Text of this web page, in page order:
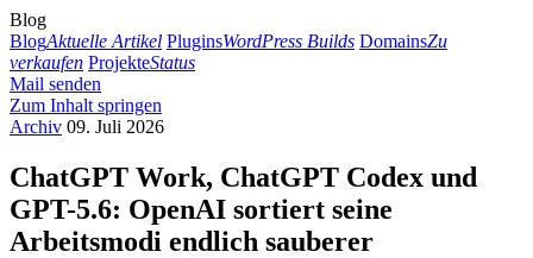
Blog
BlogAktuelle Artikel PluginsWordPress Builds DomainsZu
verkaufen ProjekteStatus
Mail senden
Zum Inhalt springen
Archiv 09. Juli 2026
ChatGPT Work, ChatGPT Codex und
GPT-5.6: OpenAI sortiert seine
Arbeitsmodi endlich sauberer